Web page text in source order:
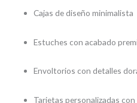
Cajas de diseño minimalista
Estuches con acabado
Envoltorios con detalles
Tarjetas personalizadas